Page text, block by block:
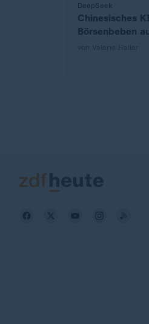
DeepSeek
:
Chinesisches
Börsenbeben